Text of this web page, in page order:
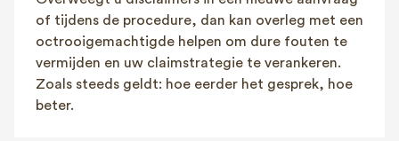
of tijdens de procedure, dan kan overleg met een
octrooigemachtigde helpen om dure fouten te
vermijden en uw claimstrategie te verankeren.
Zoals steeds geldt: hoe eerder het gesprek, hoe
beter.